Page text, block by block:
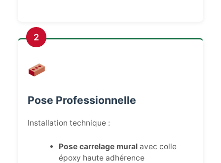
2
Pose Professionnelle
Installation technique :
Pose carrelage mural avec colle
époxy haute adhérence